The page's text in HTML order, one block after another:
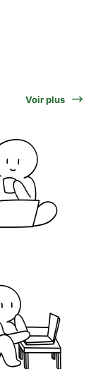
Voir plus